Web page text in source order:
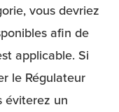
vous devriez
afin de
applicable. Si
le Régulateur
éviterez un